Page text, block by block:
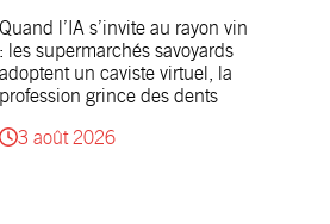
Quand l’IA s’invite au rayon vin
: les supermarchés savoyards
adoptent un caviste virtuel, la
profession grince des dents
3 août 2026